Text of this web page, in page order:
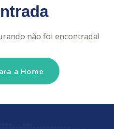
não foi encontrada!
a Home